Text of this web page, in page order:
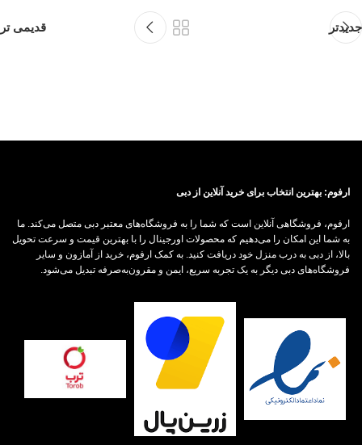
جدیدتر قدیمی تر
ارفوم: بهترین انتخاب برای خرید آنلاین از دبی
ارفوم، فروشگاهی آنلاین است که شما را به فروشگاه‌های معتبر دبی متصل می‌کند. ما
به شما این امکان را می‌دهیم که محصولات اورجینال را با بهترین قیمت و سرعت تحویل
بالا، از دبی به درب منزل خود دریافت کنید. به کمک ارفوم، خرید از آمازون و سایر
فروشگاه‌های دبی دیگر به یک تجربه سریع، ایمن و مقرون‌به‌صرفه تبدیل می‌شود.